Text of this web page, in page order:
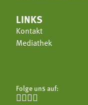
LINKS
Kontakt
Mediathek
Folge uns auf:
